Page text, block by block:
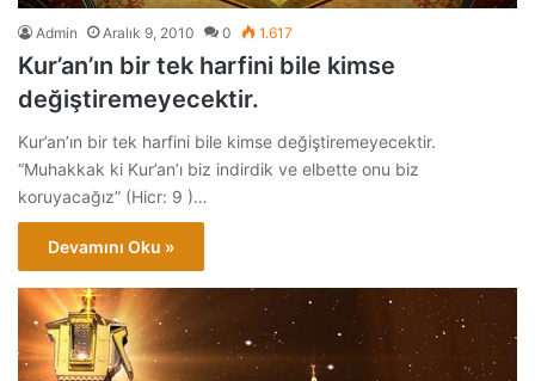
Admin Aralık 9, 2010 0 1.617
Kur’an’ın bir tek harfini bile kimse
değiştiremeyecektir.
Kur’an’ın bir tek harfini bile kimse değiştiremeyecektir.
“Muhakkak ki Kur’an’ı biz indirdik ve elbette onu biz
koruyacağız” (Hicr: 9 )…
Devamını Oku »